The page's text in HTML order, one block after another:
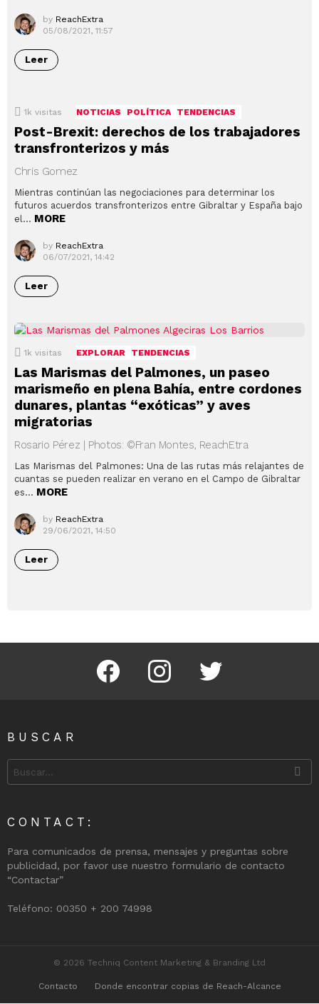
by ReachExtra
05/08/2021, 11:57
Leer
1k visitas NOTICIAS POLÍTICA TENDENCIAS
Post-Brexit: derechos de los trabajadores
transfronterizos y más
Chris Gomez
Mientras continúan las negociaciones para determinar los
futuros acuerdos transfronterizos entre Gibraltar y España bajo
el… MORE
by ReachExtra
06/07/2021, 14:42
Leer
1k visitas EXPLORAR TENDENCIAS
Las Marismas del Palmones, un paseo
marismeño en plena Bahía, entre cordones
dunares, plantas “exóticas” y aves
migratorias
Rosario Pérez | Photos: ©Fran Montes, ReachEtra
Las Marismas del Palmones: Una de las rutas más relajantes de
cuantas se pueden realizar en verano en el Campo de Gibraltar
es… MORE
by ReachExtra
29/06/2021, 14:50
Leer
Facebook Instagram Twitter
BUSCAR
for:
CONTACT:
Para comunicados de prensa, mensajes y preguntas sobre
publicidad, por favor use nuestro formulario de contacto
“Contactar”
Teléfono: 00350 + 200 74998
© 2026 Techniq Content Marketing & Branding Ltd
Contacto Donde encontrar copias de Reach-Alcance